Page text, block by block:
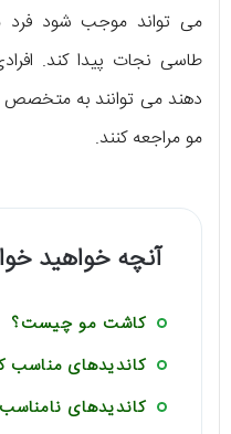
می تواند موجب شود فرد
طاسی نجات پیدا کند.
دهند می توانند به
مو مراجعه کنند.
آنچه خواهید
کاشت مو چیست؟
کاندیدهای مناسب
کاندیدهای